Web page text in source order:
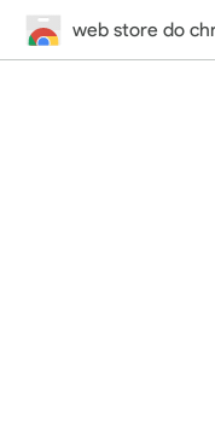
web store do